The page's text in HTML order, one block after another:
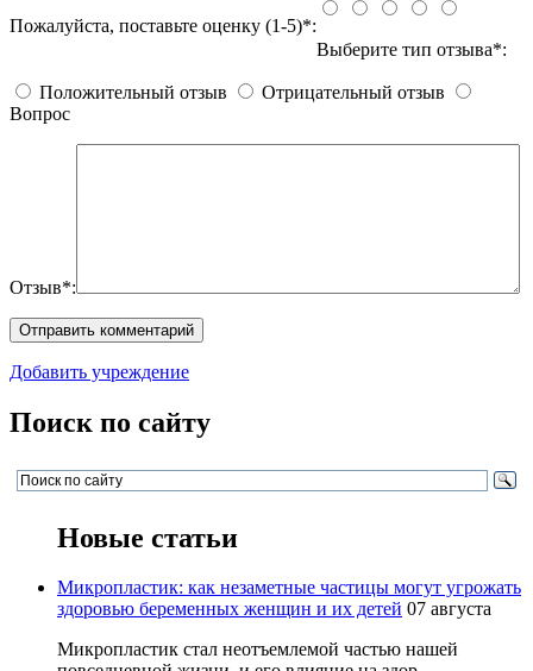
Пожалуйста, поставьте оценку (1-5)*:
Выберите тип отзыва*:
Положительный отзыв
Отрицательный отзыв
Вопрос
Отзыв*:
Добавить учреждение
Поиск по сайту
Новые статьи
Микропластик: как незаметные частицы могут угрожать
здоровью беременных женщин и их детей 07 августа
Микропластик стал неотъемлемой частью нашей